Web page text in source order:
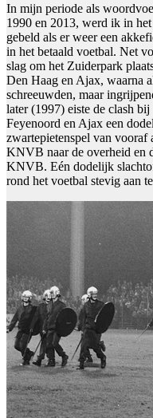
In mijn periode als
1990 en 2013, werd ik in
gebeld als er weer een
in het betaald voetbal. Net
slag om het Zuiderpark
Den Haag en Ajax, waarna
schreeuwden, maar
later (1997) eiste de clash
Feyenoord en Ajax een
zwartepietenspel van
KNVB naar de overheid en
KNVB. Eén dodelijk
rond het voetbal stevig aan